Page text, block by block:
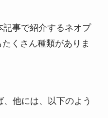
事で紹介するネオプ
くさん種類がありま
他には、以下のよう